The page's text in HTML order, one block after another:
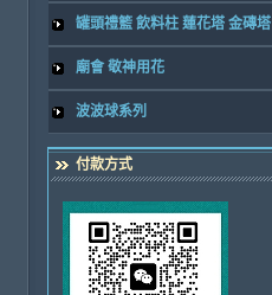
罐頭禮籃 飲料柱 蓮花塔 金磚塔
廟會 敬神用花
波波球系列
付款方式